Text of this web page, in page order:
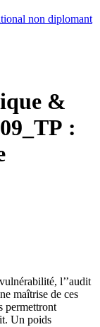
non diplomant
&
:
l’’audit
maîtrise de ces
permettront
Un poids